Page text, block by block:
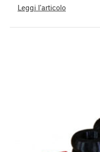
Leggi l'articolo